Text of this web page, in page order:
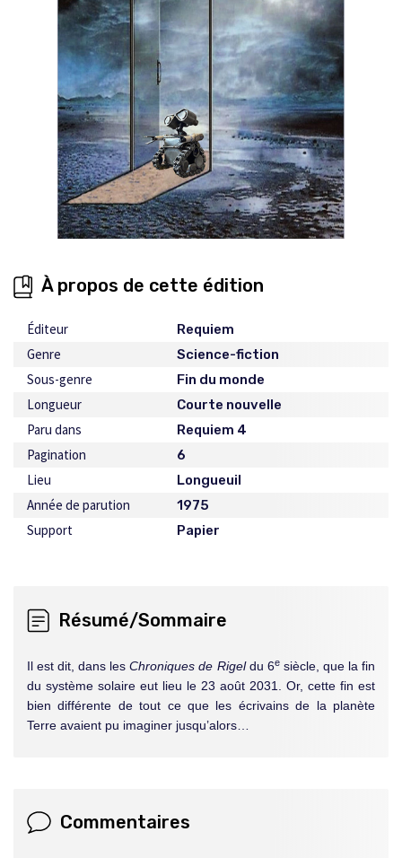
À propos de cette édition
Éditeur Requiem
Genre Science-fiction
Sous-genre Fin du monde
Longueur Courte nouvelle
Paru dans Requiem 4
Pagination 6
Lieu Longueuil
Année de parution 1975
Support Papier
Résumé/Sommaire
Il est dit, dans lesChroniques de Rigeldu 6esiècle, que la fin
du système solaire eut lieu le 23 août 2031. Or, cette fin est
bien différente de tout ce que les écrivains de la planète
Terre avaient pu imaginer jusqu’alors…
Commentaires